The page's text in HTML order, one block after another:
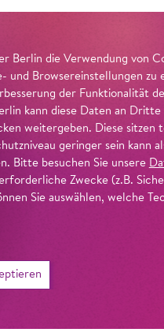
Berlin die Verwendung von
und Browsereinstellungen
der Funktionalität
kann diese Daten an Dritte
weitergeben. Diese sitzen
geringer sein kann
Bitte besuchen Sie unsere
Zwecke (z.B.
Sie auswählen, welche